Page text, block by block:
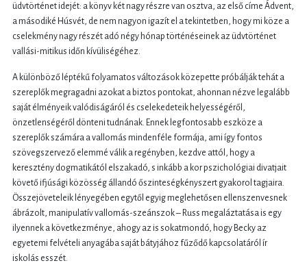
üdvtörténet idejét: a könyv két nagy részre van osztva, az első címe Ádvent,
a másodiké Húsvét, de nem nagyon igazít el a tekintetben, hogy mi köze a
cselekmény nagy részét adó négy hónap történéseinek az üdvtörténet
vallási-mitikus időn kívüliségéhez.
A különböző léptékű folyamatos változások közepette próbálják tehát a
szereplők megragadni azokat a biztos pontokat, ahonnan nézve legalább
saját élményeik valódiságáról és cselekedeteik helyességéről,
önzetlenségéről dönteni tudnának. Ennek legfontosabb eszköze a
szereplők számára a vallomás mindenféle formája, ami így fontos
szövegszervező elemmé válik a regényben, kezdve attól, hogy a
keresztény dogmatikától elszakadó, s inkább a kor pszichológiai divatjait
követő ifjúsági közösség állandó őszinteségkényszert gyakorol tagjaira.
Összejöveteleik lényegében egytől egyig meglehetősen ellenszenvesnek
ábrázolt, manipulatív vallomás-szeánszok – Russ megaláztatása is egy
ilyennek a következménye, ahogy az is sokatmondó, hogy Becky az
egyetemi felvételi anyagába saját bátyjához fűződő kapcsolatáról ír
iskolás esszét.